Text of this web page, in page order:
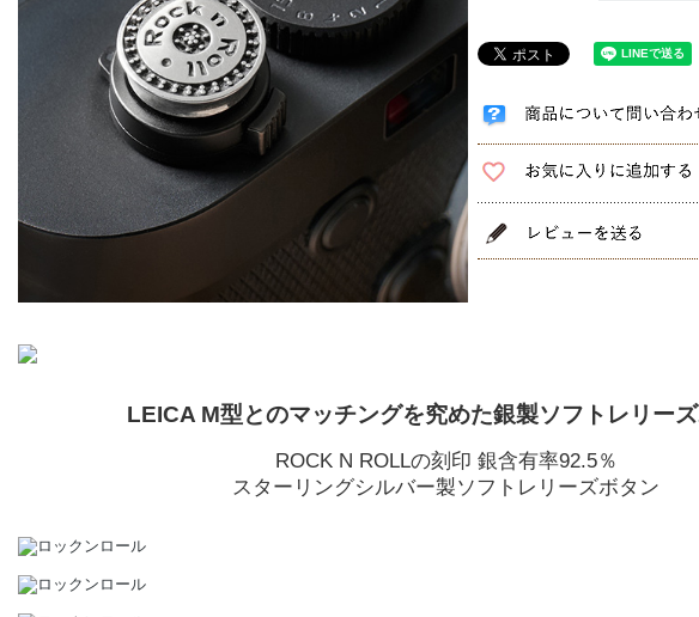
LEICA M型とのマッチングを究めた銀製ソフトレリー
ROCK N ROLLの刻印 銀含有率92.5％
スターリングシルバー製ソフトレリーズボタン